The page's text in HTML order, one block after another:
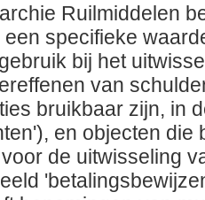
Ruilmiddelen
specifieke
bij het
van
bruikbaar zijn, in
en objecten die
de uitwisseling